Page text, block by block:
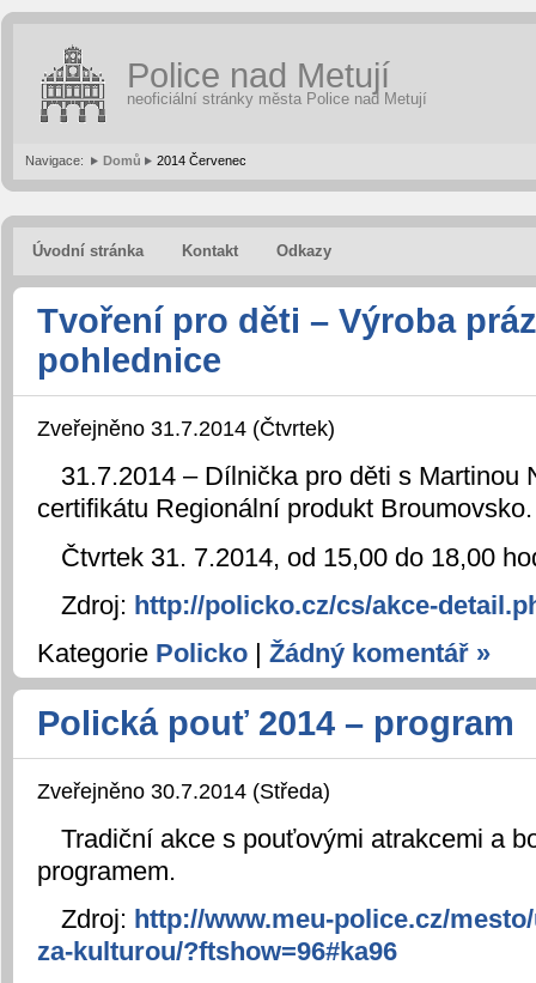
Police nad Metují
neoficiální stránky města Police nad Metují
Navigace: Domů 2014 Červenec
Úvodní stránka Kontakt Odkazy
Tvoření pro děti – Výroba
pohlednice
Zveřejněno 31.7.2014 (Čtvrtek)
31.7.2014 – Dílnička pro děti s Martinou
certifikátu Regionální produkt Broumovsko.
Čtvrtek 31. 7.2014, od 15,00 do 18,00
Zdroj: http://policko.cz/cs/akce-
Kategorie Policko | Žádný komentář »
Polická pouť 2014 – program
Zveřejněno 30.7.2014 (Středa)
Tradiční akce s pouťovými atrakcemi a
programem.
Zdroj: http://www.meu-police.cz/
za-kulturou/?ftshow=96#ka96